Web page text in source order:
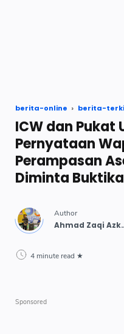
berita-online berita-
ICW dan Pukat
Pernyataan
Perampasan
Diminta
4 minute read